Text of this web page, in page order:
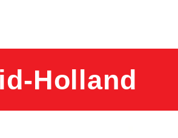
Holland